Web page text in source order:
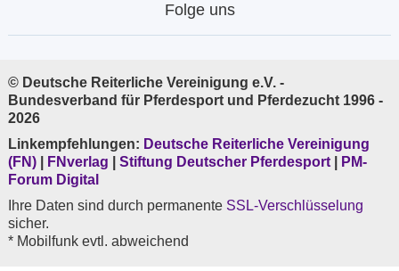
Folge uns
© Deutsche Reiterliche Vereinigung e.V. -
Bundesverband für Pferdesport und Pferdezucht 1996 -
2026
Linkempfehlungen: Deutsche Reiterliche Vereinigung
(FN)
FNverlag Stiftung Deutscher Pferdesport
PM-
Forum Digital
Ihre Daten sind durch permanente SSL-Verschlüsselung
sicher.
* Mobilfunk evtl. abweichend